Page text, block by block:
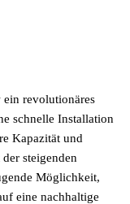
revolutionäres
schnelle Installation
Kapazität und
steigenden
Möglichkeit,
eine nachhaltige